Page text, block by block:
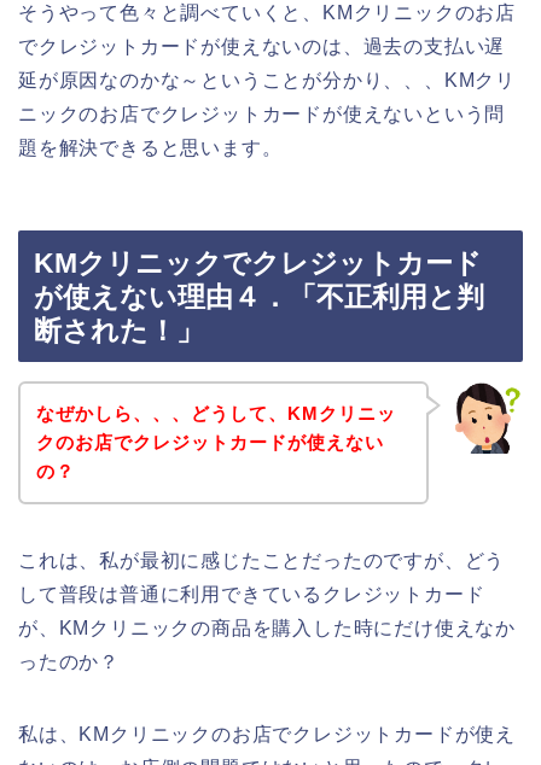
そうやって色々と調べていくと、KMクリニックのお店
でクレジットカードが使えないのは、過去の支払い遅
延が原因なのかな～ということが分かり、、、KMクリ
ニックのお店でクレジットカードが使えないという問
題を解決できると思います。
KMクリニックでクレジットカード
が使えない理由４．「不正利用と判
断された！」
なぜかしら、、、どうして、KMクリニッ
クのお店でクレジットカードが使えない
の？
これは、私が最初に感じたことだったのですが、どう
して普段は普通に利用できているクレジットカード
が、KMクリニックの商品を購入した時にだけ使えなか
ったのか？
私は、KMクリニックのお店でクレジットカードが使え